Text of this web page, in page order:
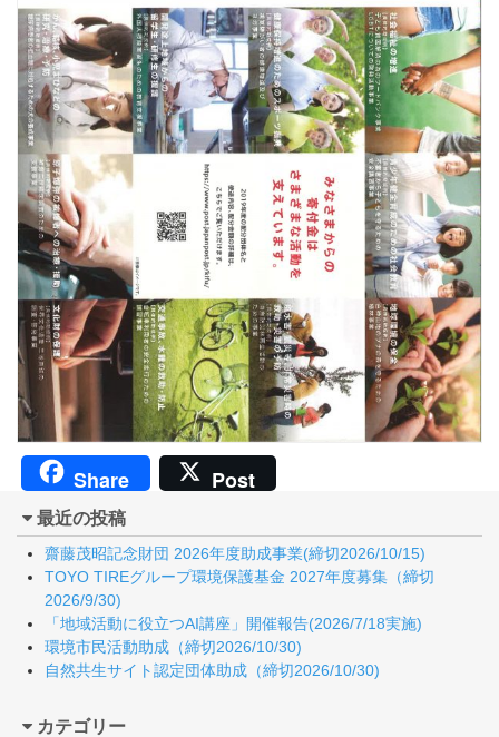
Share Post
最近の投稿
齋藤茂昭記念財団 2026年度助成事業(締切2026/10/15)
TOYO TIREグループ環境保護基金 2027年度募集（締切
2026/9/30)
「地域活動に役立つAI講座」開催報告(2026/7/18実施)
環境市民活動助成（締切2026/10/30)
自然共生サイト認定団体助成（締切2026/10/30)
カテゴリー